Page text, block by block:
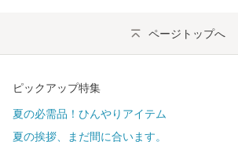
ページトップへ
ピックアップ特集
夏の必需品！ひんやりアイテム
夏の挨拶、まだ間に合います。